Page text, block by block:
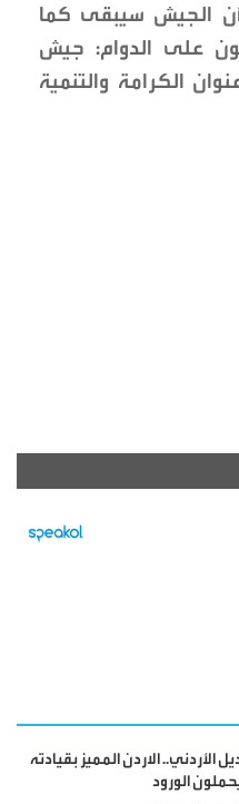
أن الجيش سيبقى كما
على الدوام: جيش
الكرامة والتنمية
الأردني.. الاردن المميز بقيادته
الورود